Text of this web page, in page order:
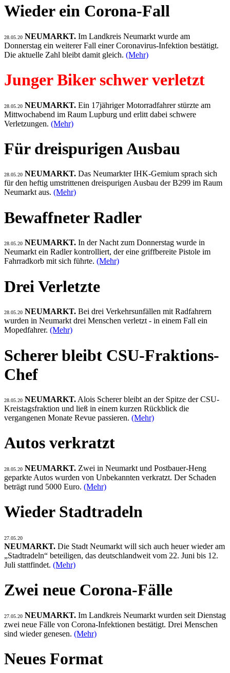
Wieder ein Corona-Fall
28.05.20 NEUMARKT. Im Landkreis Neumarkt wurde am
Donnerstag ein weiterer Fall einer Coronavirus-Infektion bestätigt.
Die aktuelle Zahl bleibt damit gleich. (Mehr)
Junger Biker schwer verletzt
28.05.20 NEUMARKT. Ein 17jähriger Motorradfahrer stürzte am
Mittwochabend im Raum Lupburg und erlitt dabei schwere
Verletzungen. (Mehr)
Für dreispurigen Ausbau
28.05.20 NEUMARKT. Das Neumarkter IHK-Gemium sprach sich
für den heftig umstrittenen dreispurigen Ausbau der B299 im Raum
Neumarkt aus. (Mehr)
Bewaffneter Radler
28.05.20 NEUMARKT. In der Nacht zum Donnerstag wurde in
Neumarkt ein Radler kontrolliert, der eine griffbereite Pistole im
Fahrradkorb mit sich führte. (Mehr)
Drei Verletzte
28.05.20 NEUMARKT. Bei drei Verkehrsunfällen mit Radfahrern
wurden in Neumarkt drei Menschen verletzt - in einem Fall ein
Mopedfahrer. (Mehr)
Scherer bleibt CSU-Fraktions-
Chef
28.05.20 NEUMARKT. Alois Scherer bleibt an der Spitze der CSU-
Kreistagsfraktion und ließ in einem kurzen Rückblick die
vergangenen Monate Revue passieren. (Mehr)
Autos verkratzt
28.05.20 NEUMARKT. Zwei in Neumarkt und Postbauer-Heng
geparkte Autos wurden von Unbekannten verkratzt. Der Schaden
beträgt rund 5000 Euro. (Mehr)
Wieder Stadtradeln
27.05.20
NEUMARKT. Die Stadt Neumarkt will sich auch heuer wieder am
„Stadtradeln“ beteiligen, das deutschlandweit vom 22. Juni bis 12.
Juli stattfindet. (Mehr)
Zwei neue Corona-Fälle
27.05.20 NEUMARKT. Im Landkreis Neumarkt wurden seit Dienstag
zwei neue Fälle von Corona-Infektionen bestätigt. Drei Menschen
sind wieder genesen. (Mehr)
Neues Format